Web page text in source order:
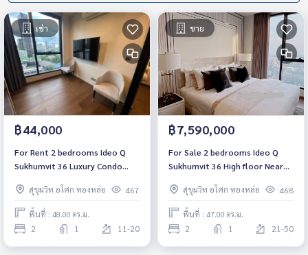
เช่า
฿44,000
For Rent 2 bedrooms Ideo Q
Sukhumvit 36 Luxury Condo
move inสุขุมวิท อโศก ทองหล่อ 467
พื้นที่ : 48.00 ตร.ม.
2 1 11-20
ขาย
฿7,590,000
For Sale 2 bedrooms Ideo Q
Sukhumvit 36 High floor Near
Ready to move in
สุขุมวิท อโศก ทองหล่อ 468
พื้นที่ : 47.00 ตร.ม.
2 1 21-50